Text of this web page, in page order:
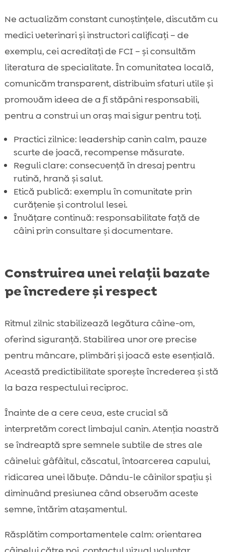
Ne actualizăm constant cunoștințele, discutăm cu
medici veterinari și instructori calificați – de
exemplu, cei acreditați de FCI – și consultăm
literatura de specialitate. În comunitatea locală,
comunicăm transparent, distribuim sfaturi utile și
promovăm ideea de a fi stăpâni responsabili,
pentru a construi un oraș mai sigur pentru toți.
Practici zilnice: leadership canin calm, pauze
scurte de joacă, recompense măsurate.
Reguli clare: consecvență în dresaj pentru
rutină, hrană și salut.
Etică publică: exemplu în comunitate prin
curățenie și controlul lesei.
Învățare continuă: responsabilitate față de
câini prin consultare și documentare.
Construirea unei relații bazate
pe încredere și respect
Ritmul zilnic stabilizează legătura câine-om,
oferind siguranță. Stabilirea unor ore precise
pentru mâncare, plimbări și joacă este esențială.
Această predictibilitate sporește încrederea și stă
la baza respectului reciproc.
Înainte de a cere ceva, este crucial să
interpretăm corect limbajul canin. Atenția noastră
se îndreaptă spre semnele subtile de stres ale
câinelui: gâfâitul, căscatul, întoarcerea capului,
ridicarea unei lăbuțe. Dându-le câinilor spațiu și
diminuând presiunea când observăm aceste
semne, întărim atașamentul.
Răsplătim comportamentele calm: orientarea